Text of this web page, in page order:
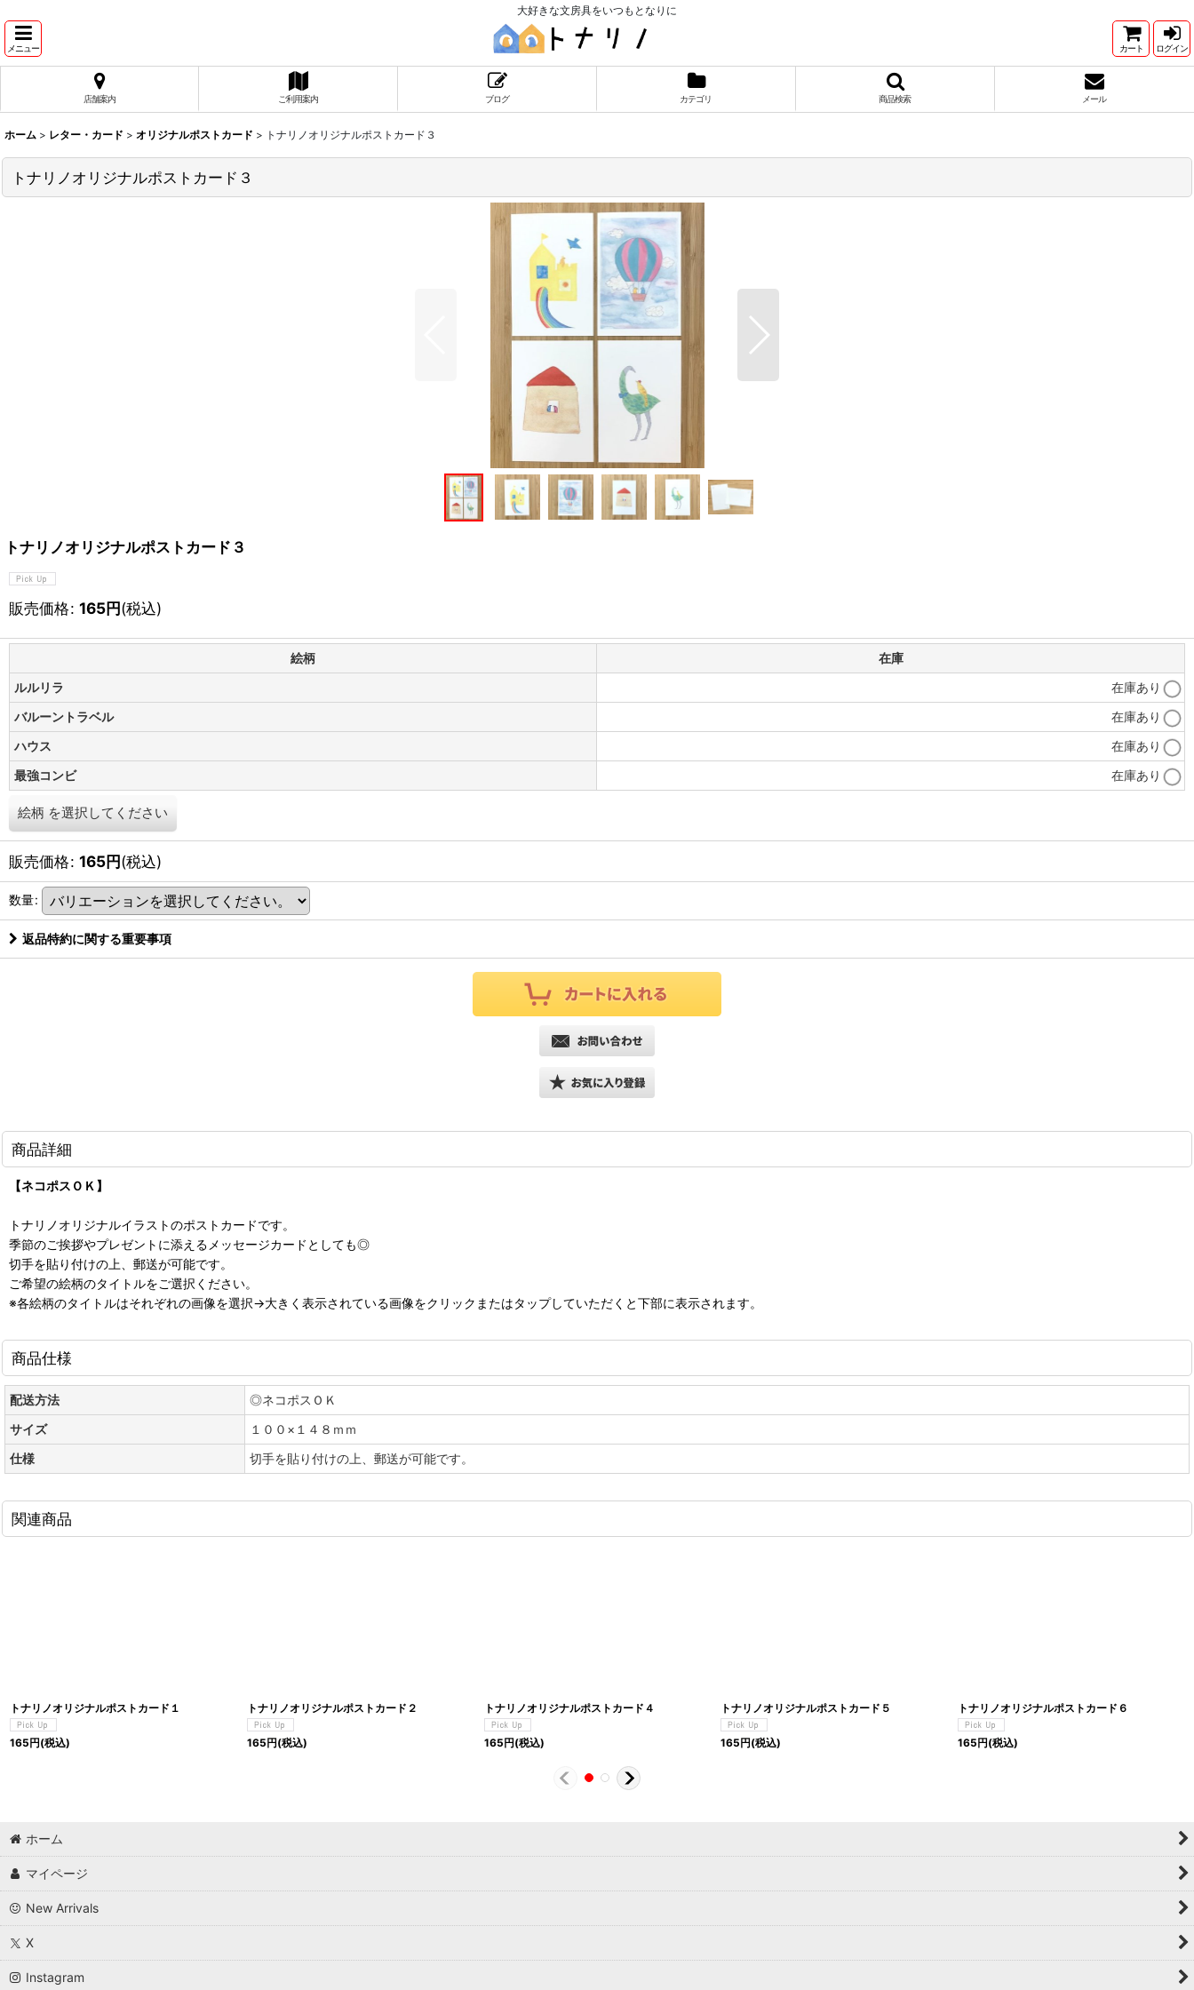
大好きな文房具をいつもとなりに
メニュー カート ログイン
店舗案内 ご利用案内 ブログ カテゴリ 商品検索 メール
ホーム > レター・カード > オリジナルポストカード > トナリノオリジナルポストカード３
トナリノオリジナルポストカード３
トナリノオリジナルポストカード３
販売価格: 165円(税込)
絵柄
在庫
ルルリラ
在庫あり
バルーントラベル
在庫あり
ハウス
在庫あり
最強コンビ
在庫あり
絵柄 を選択してください
販売価格: 165円(税込)
数量:
返品特約に関する重要事項
商品詳細
【ネコポスＯＫ】
トナリノオリジナルイラストのポストカードです。
季節のご挨拶やプレゼントに添えるメッセージカードとしても◎
切手を貼り付けの上、郵送が可能です。
ご希望の絵柄のタイトルをご選択ください。
※各絵柄のタイトルはそれぞれの画像を選択→大きく表示されている画像をクリックまたはタップしていただくと下部に表示されます。
商品仕様
配送方法
◎ネコポスＯＫ
サイズ
１００×１４８ｍｍ
仕様
切手を貼り付けの上、郵送が可能です。
関連商品
トナリノオリジナルポストカード１
165円(税込)
トナリノオリジナルポストカード２
165円(税込)
トナリノオリジナルポストカード４
165円(税込)
トナリノオリジナルポストカード５
165円(税込)
トナリノオリジナルポストカード６
165円(税込)
ホーム
マイページ
New Arrivals
X
Instagram